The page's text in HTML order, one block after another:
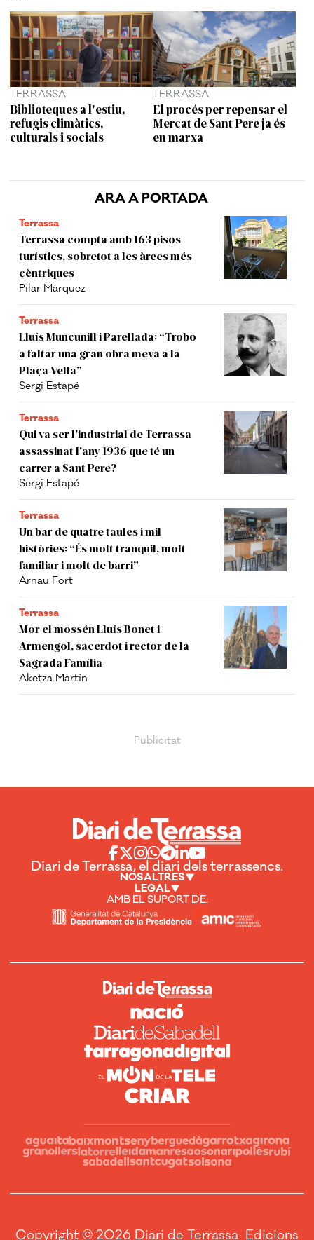
ARA A PORTADA
Terrassa
Terrassa compta amb 163 pisos
turístics, sobretot a les àrees més
cèntriques
Pilar Màrquez
Terrassa
Lluís Muncunill i Parellada: “Trobo
a faltar una gran obra meva a la
Plaça Vella”
Sergi Estapé
Terrassa
Qui va ser l'industrial de Terrassa
assassinat l'any 1936 que té un
carrer a Sant Pere?
Sergi Estapé
Terrassa
Un bar de quatre taules i mil
històries: “És molt tranquil, molt
familiar i molt de barri”
Arnau Fort
Terrassa
Mor el mossén Lluís Bonet i
Armengol, sacerdot i rector de la
Sagrada Família
Aketza Martín
TERRASSA
Biblioteques a l'estiu,
refugis climàtics,
culturals i socials
TERRASSA
El procés per repensar el
Mercat de Sant Pere ja és
en marxa
Diari de Terrassa, el diari dels terrassencs.
NOSALTRES
LEGAL
AMB EL SUPORT DE:
Copyright © 2026 Diari de Terrassa Edicions